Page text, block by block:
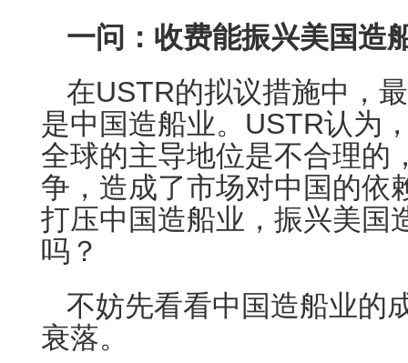
一问：收费能振兴美国造
在USTR的拟议措施中，
是中国造船业。USTR认为
全球的主导地位是不合理的
争，造成了市场对中国的依
打压中国造船业，振兴美国
吗？
不妨先看看中国造船业的
衰落。